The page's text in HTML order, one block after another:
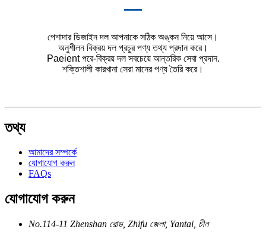
পেশাদার ডিজাইন দল আপনাকে সঠিক অঙ্কন নিয়ে আসে।
অনুশীলন বিক্রয় দল প্রচুর পণ্য তথ্য প্রদান করে।
Paeient পরে-বিক্রয় দল সবচেয়ে আন্তরিক সেবা প্রদান.
শক্তিশালী কারখানা সেরা মানের পণ্য তৈরি করে।
তথ্য
আমাদের সম্পর্কে
যোগাযোগ করুন
FAQs
যোগাযোগ করুন
No.114-11 Zhenshan রোড, Zhifu জেলা, Yantai, চীন